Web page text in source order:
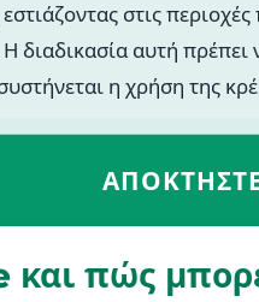
στις
διαδικασία αυτή
η χρήση της
και πώς